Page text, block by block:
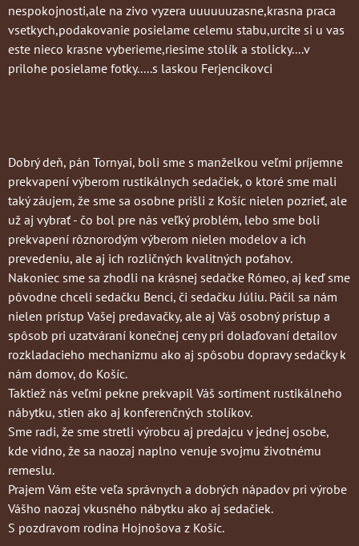
nespokojnosti,ale na zivo vyzera uuuuuuzasne,krasna praca
vsetkych,podakovanie posielame celemu stabu,urcite si u vas
este nieco krasne vyberieme,riesime stolík a stolicky....v
prilohe posielame fotky.....s laskou Ferjencikovci
Dobrý deň, pán Tornyai, boli sme s manželkou veľmi príjemne
prekvapení výberom rustikálnych sedačiek, o ktoré sme mali
taký záujem, že sme sa osobne prišli z Košíc nielen pozrieť, ale
už aj vybrať - čo bol pre nás veľký problém, lebo sme boli
prekvapení rôznorodým výberom nielen modelov a ich
prevedeniu, ale aj ich rozličných kvalitných poťahov.
Nakoniec sme sa zhodli na krásnej sedačke Rómeo, aj keď sme
pôvodne chceli sedačku Benci, či sedačku Júliu. Páčil sa nám
nielen prístup Vašej predavačky, ale aj Váš osobný prístup a
spôsob pri uzatváraní konečnej ceny pri dolaďovaní detailov
rozkladacieho mechanizmu ako aj spôsobu dopravy sedačky k
nám domov, do Košíc.
Taktiež nás veľmi pekne prekvapil Váš sortiment rustikálneho
nábytku, stien ako aj konferenčných stolíkov.
Sme radi, že sme stretli výrobcu aj predajcu v jednej osobe,
kde vidno, že sa naozaj naplno venuje svojmu životnému
remeslu.
Prajem Vám ešte veľa správnych a dobrých nápadov pri výrobe
Vášho naozaj vkusného nábytku ako aj sedačiek.
S pozdravom rodina Hojnošova z Košíc.